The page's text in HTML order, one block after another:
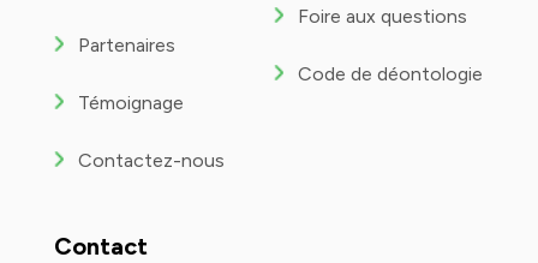
Partenaires
Témoignage
Contactez-nous
Foire aux questions
Code de déontologie
Contact